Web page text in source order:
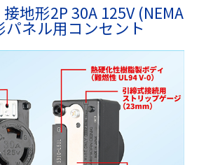
地形2P 30A 125V (NEMA
ネル用コンセント